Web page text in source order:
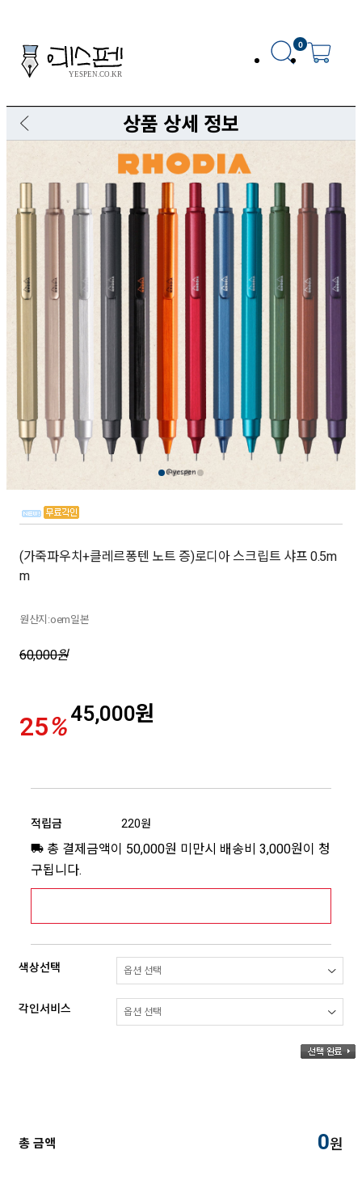
0
상품 상세 정보
(가죽파우치+클레르퐁텐 노트 증)로디아 스크립트 샤프 0.5m
m
원산지:oem일본
60,000원
25%45,000원
적립금 220원
총 결제금액이 50,000원 미만시 배송비 3,000원이 청
구됩니다.
색상선택
각인서비스
총 금액 0원